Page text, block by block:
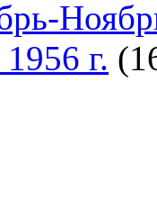
г.